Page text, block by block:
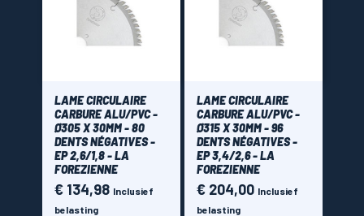
LAME CIRCULAIRE
CARBURE ALU/PVC -
Ø305 X 30MM - 80
DENTS NÉGATIVES -
EP 2,6/1,8 - LA
FOREZIENNE
Prijs
€ 134,98 Inclusief
belasting
LAME CIRCULAIRE
CARBURE ALU/PVC -
Ø315 X 30MM - 96
DENTS NÉGATIVES -
EP 3,4/2,6 - LA
FOREZIENNE
Prijs
€ 204,00 Inclusief
belasting